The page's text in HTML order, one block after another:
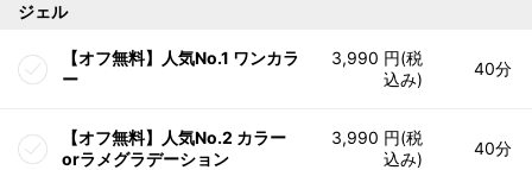
ジェル
【オフ無料】人気No.1 ワンカラ
ー
3,990 円(税
込み)
40分
【オフ無料】人気No.2 カラー
orラメグラデーション
3,990 円(税
込み)
40分